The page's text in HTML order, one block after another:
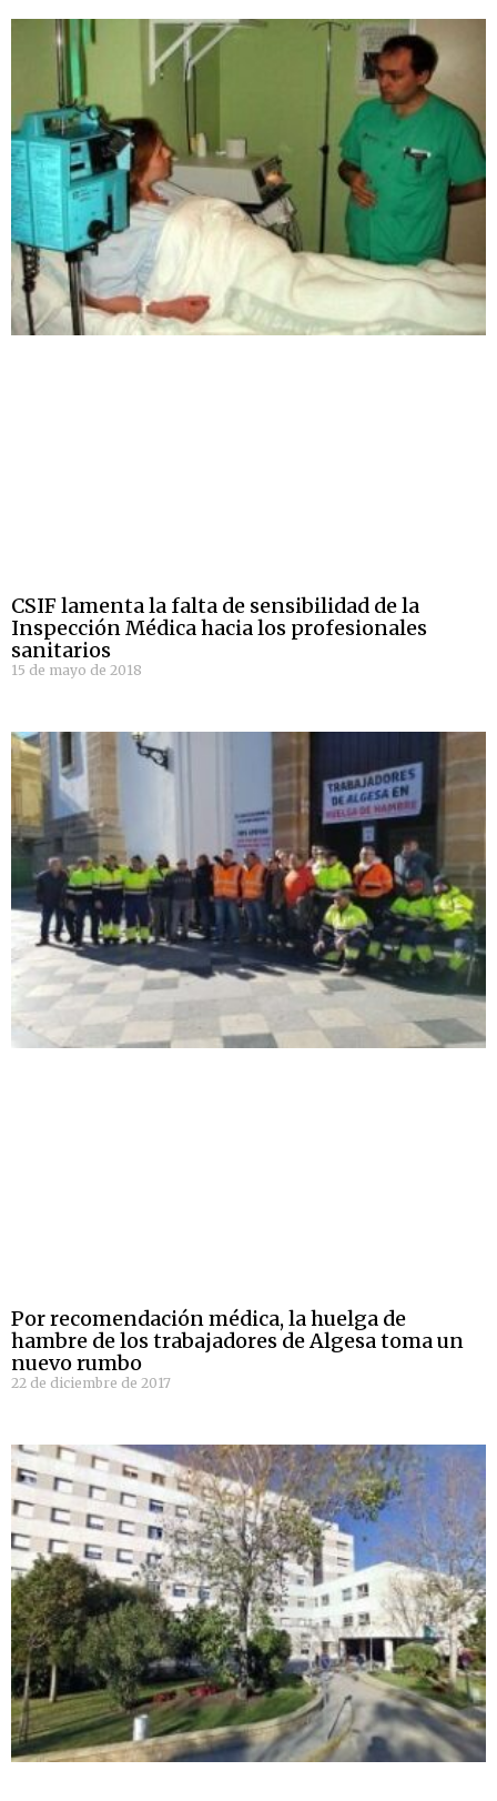
CSIF lamenta la falta de sensibilidad de la
Inspección Médica hacia los profesionales
sanitarios
15 de mayo de 2018
Por recomendación médica, la huelga de
hambre de los trabajadores de Algesa toma un
nuevo rumbo
22 de diciembre de 2017